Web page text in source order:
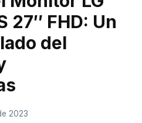
27″ FHD: Un
del
2023